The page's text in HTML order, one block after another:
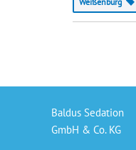
Baldus Sedation
GmbH & Co. KG